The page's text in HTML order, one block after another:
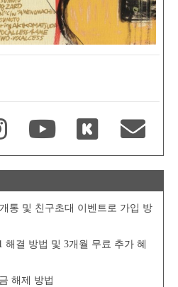
통 및 친구초대 이벤트로 가입 방
해결 방법 및 3개월 무료 추가 혜
해제 방법